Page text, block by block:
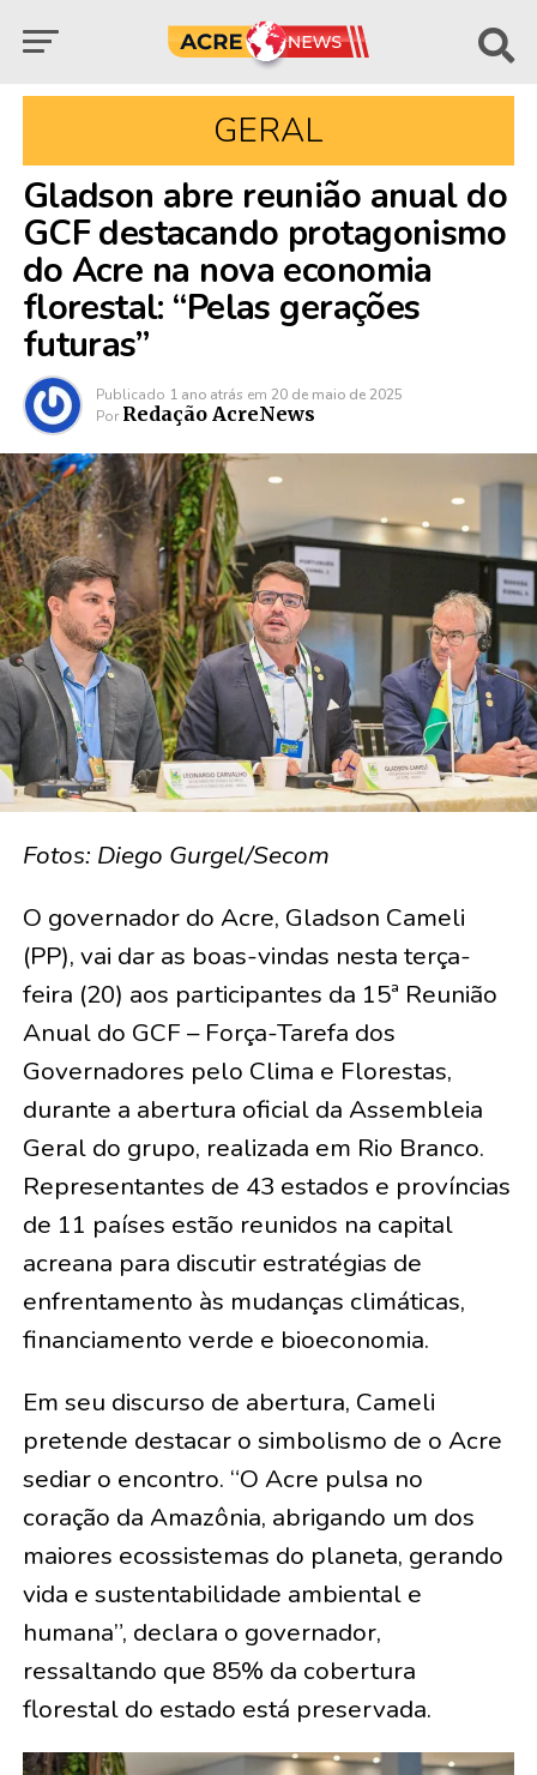
GERAL
Gladson abre reunião anual do
GCF destacando protagonismo
do Acre na nova economia
florestal: “Pelas gerações
futuras”
Publicado 1 ano atrás em 20 de maio de 2025
Por Redação AcreNews
Fotos: Diego Gurgel/Secom
O governador do Acre, Gladson Cameli
(PP), vai dar as boas-vindas nesta terça-
feira (20) aos participantes da 15ª Reunião
Anual do GCF – Força-Tarefa dos
Governadores pelo Clima e Florestas,
durante a abertura oficial da Assembleia
Geral do grupo, realizada em Rio Branco.
Representantes de 43 estados e províncias
de 11 países estão reunidos na capital
acreana para discutir estratégias de
enfrentamento às mudanças climáticas,
financiamento verde e bioeconomia.
Em seu discurso de abertura, Cameli
pretende destacar o simbolismo de o Acre
sediar o encontro. “O Acre pulsa no
coração da Amazônia, abrigando um dos
maiores ecossistemas do planeta, gerando
vida e sustentabilidade ambiental e
humana”, declara o governador,
ressaltando que 85% da cobertura
florestal do estado está preservada.